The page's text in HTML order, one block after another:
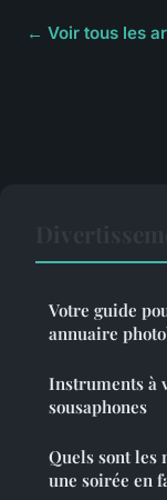
← Voir tous les
Votre guide
annuaire
Instruments à
sousaphones
Quels sont les
une soirée en